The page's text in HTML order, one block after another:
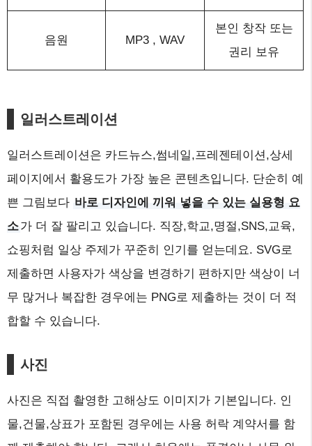
음원 MP3 , WAV
본인 창작 또는
권리 보유
일러스트레이션
일러스트레이션은 카드뉴스,썸네일,프레젠테이션,상세
페이지에서 활용도가 가장 높은 콘텐츠입니다. 단순히 예
쁜 그림보다 바로 디자인에 끼워 넣을 수 있는 실용형 요
소가 더 잘 팔리고 있습니다. 직장,학교,명절,SNS,교육,
쇼핑처럼 일상 주제가 꾸준히 인기를 얻는데요. SVG로
제출하면 사용자가 색상을 변경하기 편하지만 색상이 너
무 많거나 복잡한 경우에는 PNG로 제출하는 것이 더 적
합할 수 있습니다.
사진
사진은 직접 촬영한 고해상도 이미지가 기본입니다. 인
물,건물,상표가 포함된 경우에는 사용 허락 계약서를 함